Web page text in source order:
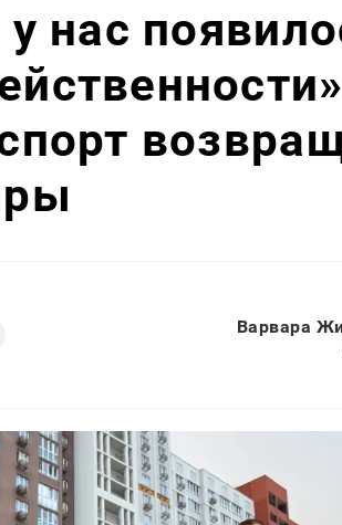
нас
Варвара